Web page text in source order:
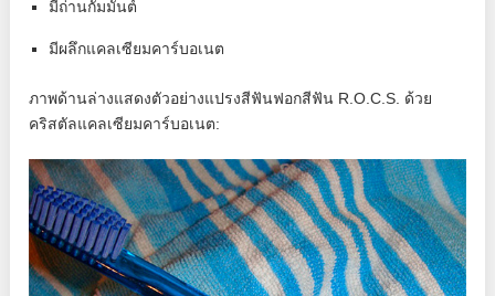
มีถ่านกัมมันต์
มีผลึกแคลเซียมคาร์บอเนต
ภาพด้านล่างแสดงตัวอย่างแปรงสีฟันฟอกสีฟัน R.O.C.S. ด้วย
คริสตัลแคลเซียมคาร์บอเนต: